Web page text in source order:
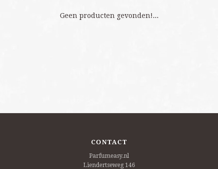
Geen producten gevonden!...
CONTACT
Parfumeasy.nl
Liendertseweg 146